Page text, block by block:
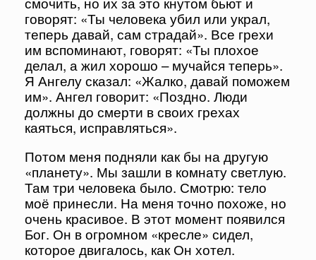
говорят: «Ты человека убил или украл,
теперь давай, сам страдай». Все грехи
им вспоминают, говорят: «Ты плохое
делал, а жил хорошо – мучайся теперь».
Я Ангелу сказал: «Жалко, давай поможем
им». Ангел говорит: «Поздно. Люди
должны до смерти в своих грехах
каяться, исправляться».
Потом меня подняли как бы на другую
«планету». Мы зашли в комнату светлую.
Там три человека было. Смотрю: тело
моё принесли. На меня точно похоже, но
очень красивое. В этот момент появился
Бог. Он в огромном «кресле» сидел,
которое двигалось, как Он хотел.